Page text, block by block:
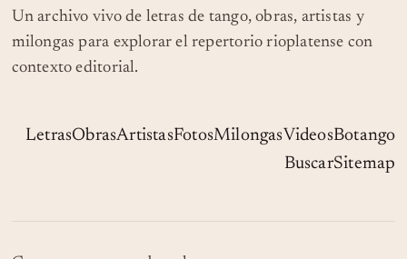
Un archivo vivo de letras de tango, obras, artistas y
milongas para explorar el repertorio rioplatense con
contexto editorial.
LetrasObrasArtistasFotosMilongasVideosBotango
BuscarSitemap